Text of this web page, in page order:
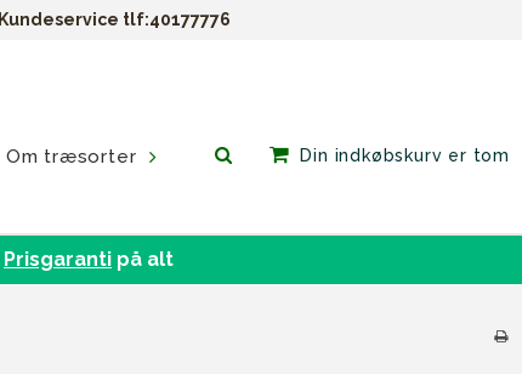
Kundeservice tlf:40177776
Om træsorter Din indkøbskurv er tom
Prisgaranti på alt